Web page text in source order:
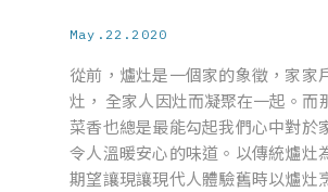
May.22.2020
從前，爐灶是一個家的象徵，家家
灶， 全家人因灶而凝聚在一起。而
菜香也總是最能勾起我們心中對於
令人溫暖安心的味道。以傳統爐灶
期望讓現讓現代人體驗舊時以爐灶